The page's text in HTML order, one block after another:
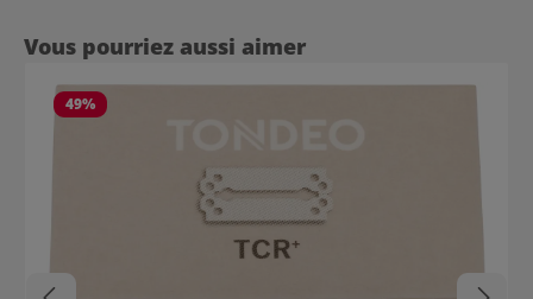
Ignorer la galerie de produits
Vous pourriez aussi aimer
49%